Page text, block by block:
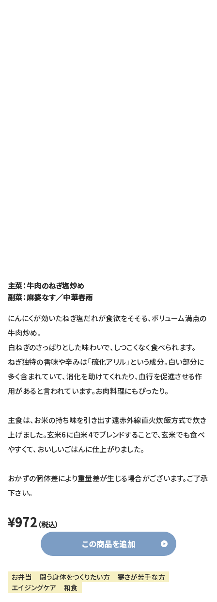
主菜：牛肉のねぎ塩炒め
副菜：麻婆なす／中華春雨
にんにくが効いたねぎ塩だれが食欲をそそる、ボリューム満点の
牛肉炒め。
白ねぎのさっぱりとした味わいで、しつこくなく食べられます。
ねぎ独特の香味や辛みは「硫化アリル」という成分。白い部分に
多く含まれていて、消化を助けてくれたり、血行を促進させる作
用があると言われています。お肉料理にもぴったり。
主食は、お米の持ち味を引き出す遠赤外線直火炊飯方式で炊き
上げました。玄米6に白米4でブレンドすることで、玄米でも食べ
やすくて、おいしいごはんに仕上がりました。
おかずの個体差により重量差が生じる場合がございます。ご了承
下さい。
¥972 （税込）
この商品を追加
お弁当 闘う身体をつくりたい方
寒さが苦手な方
エイジングケア
和食